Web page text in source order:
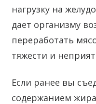
нагрузку на
дает организму
переработать
тяжести и
Если ранее вы
содержанием